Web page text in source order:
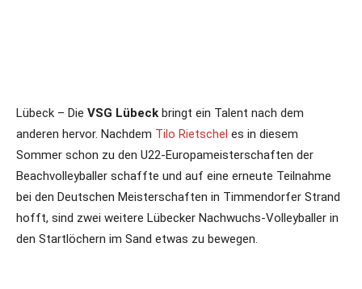
Lübeck – Die VSG Lübeck bringt ein Talent nach dem
anderen hervor. Nachdem Tilo Rietschel es in diesem
Sommer schon zu den U22-Europameisterschaften der
Beachvolleyballer schaffte und auf eine erneute Teilnahme
bei den Deutschen Meisterschaften in Timmendorfer Strand
hofft, sind zwei weitere Lübecker Nachwuchs-Volleyballer in
den Startlöchern im Sand etwas zu bewegen.